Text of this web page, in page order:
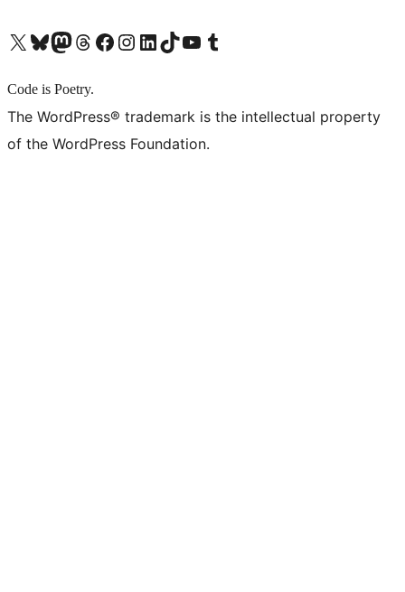
X (旧 Twitter) アカウントへBluesky アカウントへMastodon アカウントへThreads アカウントへ Facebook ページへInstagram アカウントへ LinkedIn アカウントへTikTok アカウントへYouTube チャンネルへ Tumblr アカウントへ
Code is Poetry.
The WordPress® trademark is the intellectual property
of the WordPress Foundation.